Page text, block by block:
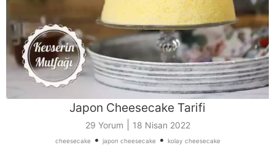
Japon Cheesecake Tarifi
29 Yorum 18 Nisan 2022
cheesecake• japon cheesecake• kolay cheesecake